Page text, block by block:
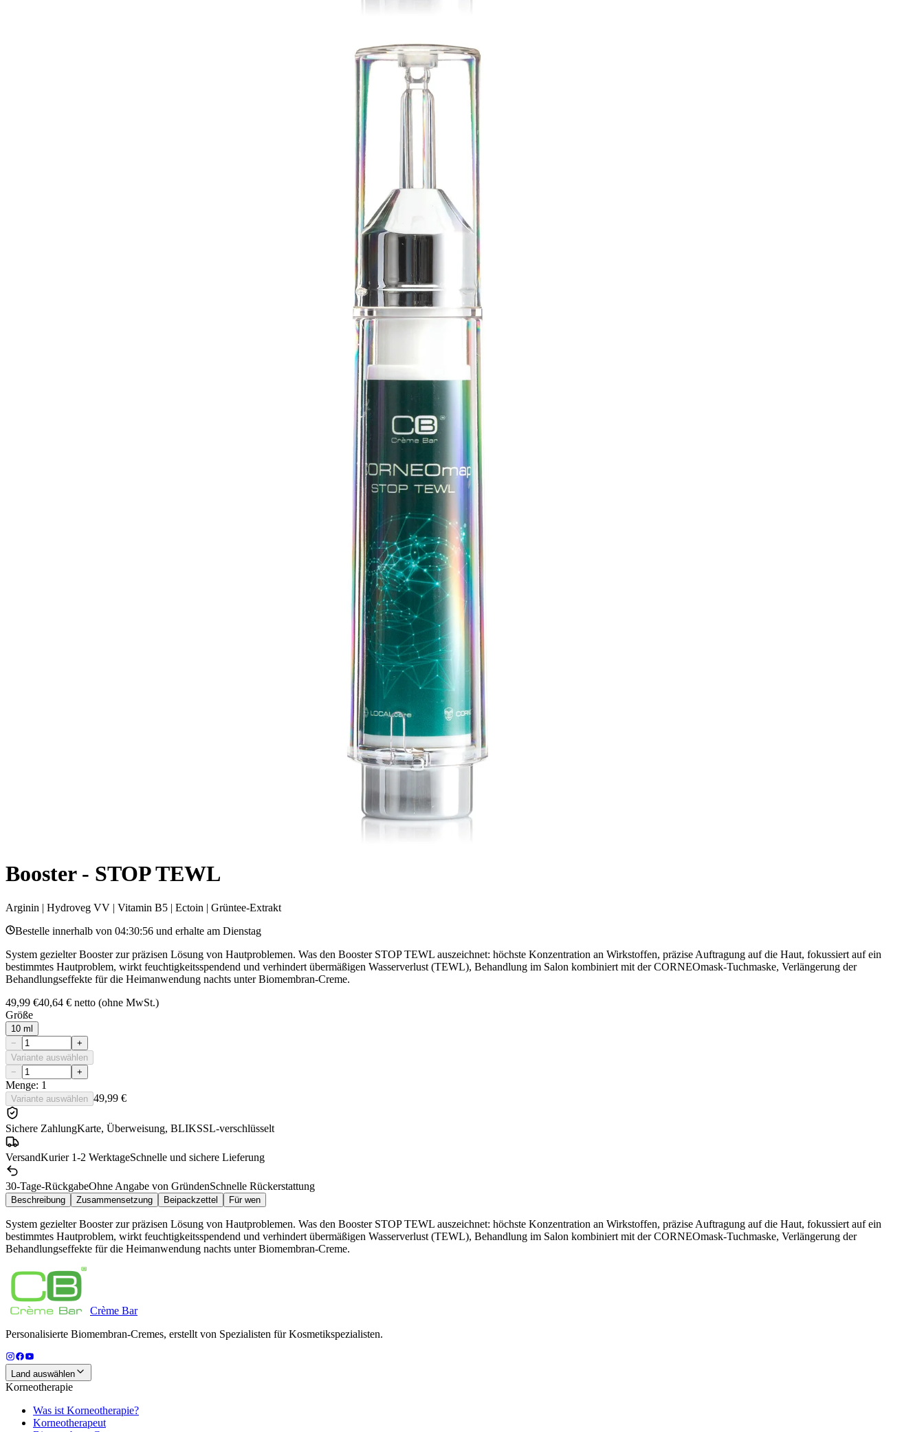
Booster - STOP TEWL
Arginin | Hydroveg VV | Vitamin B5 | Ectoin | Grüntee-Extrakt
Bestelle innerhalb von 04:30:56 und erhalte am Dienstag
System gezielter Booster zur präzisen Lösung von Hautproblemen. Was den Booster STOP TEWL auszeichnet: höchste Konzentration an Wirkstoffen, präzise Auftragung auf die Haut, fokussiert auf ein
bestimmtes Hautproblem, wirkt feuchtigkeitsspendend und verhindert übermäßigen Wasserverlust (TEWL), Behandlung im Salon kombiniert mit der CORNEOmask-Tuchmaske, Verlängerung der
Behandlungseffekte für die Heimanwendung nachts unter Biomembran-Creme.
49,99 €40,64 € netto (ohne MwSt.)
Größe
10 ml
−
+
Variante auswählen
−
+
Menge: 1
Variante auswählen 49,99 €
Sichere ZahlungKarte, Überweisung, BLIKSSL-verschlüsselt
VersandKurier 1-2 WerktageSchnelle und sichere Lieferung
30-Tage-RückgabeOhne Angabe von GründenSchnelle Rückerstattung
Beschreibung Zusammensetzung Beipackzettel Für wen
System gezielter Booster zur präzisen Lösung von Hautproblemen. Was den Booster STOP TEWL auszeichnet: höchste Konzentration an Wirkstoffen, präzise Auftragung auf die Haut, fokussiert auf ein
bestimmtes Hautproblem, wirkt feuchtigkeitsspendend und verhindert übermäßigen Wasserverlust (TEWL), Behandlung im Salon kombiniert mit der CORNEOmask-Tuchmaske, Verlängerung der
Behandlungseffekte für die Heimanwendung nachts unter Biomembran-Creme.
Crème Bar
Personalisierte Biomembran-Cremes, erstellt von Spezialisten für Kosmetikspezialisten.
Land auswählen
Korneotherapie
Was ist Korneotherapie?
Korneotherapeut